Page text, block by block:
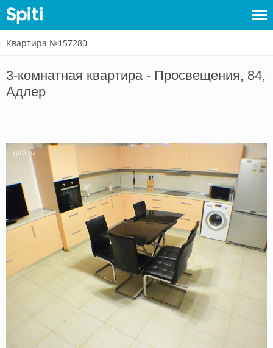
Войти
Сдать
Квартира №157280
3-комнатная квартира - Просвещения, 84,
Адлер